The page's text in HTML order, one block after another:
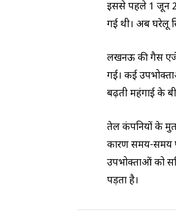
इससे पहले 1 जून
गई थी। अब घरेलू
लखनऊ की गैस
गई। कई
बढ़ती महंगाई के
तेल कंपनियों के
कारण समय-समय
उपभोक्ताओं को
पड़ता है।